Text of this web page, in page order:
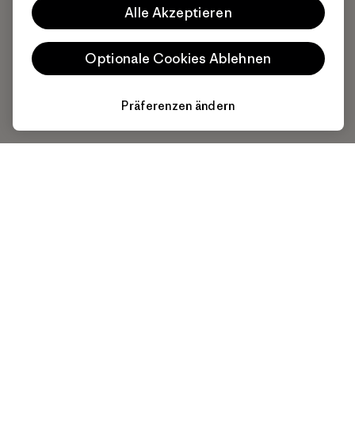
Alle Akzeptieren
Optionale Cookies Ablehnen
Präferenzen ändern